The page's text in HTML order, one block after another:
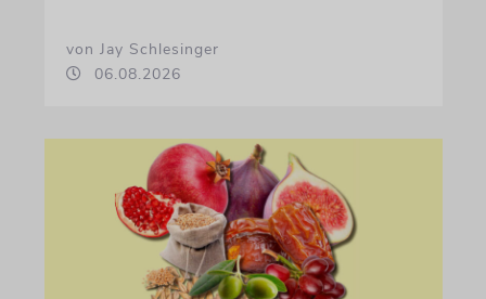
von Jay Schlesinger
06.08.2026